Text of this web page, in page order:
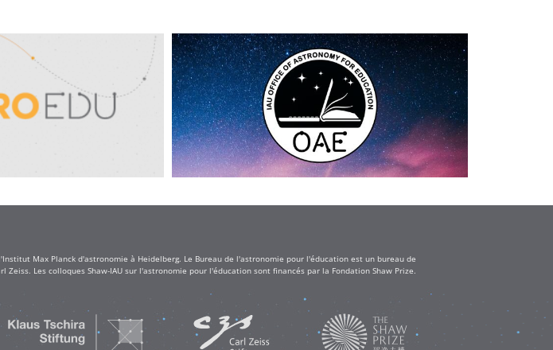
Max Planck d'astronomie à Heidelberg. Le Bureau de l'astronomie pour l'éducation est un bureau de
Les colloques Shaw-IAU sur l'astronomie pour l'éducation sont financés par la Fondation Shaw Prize.